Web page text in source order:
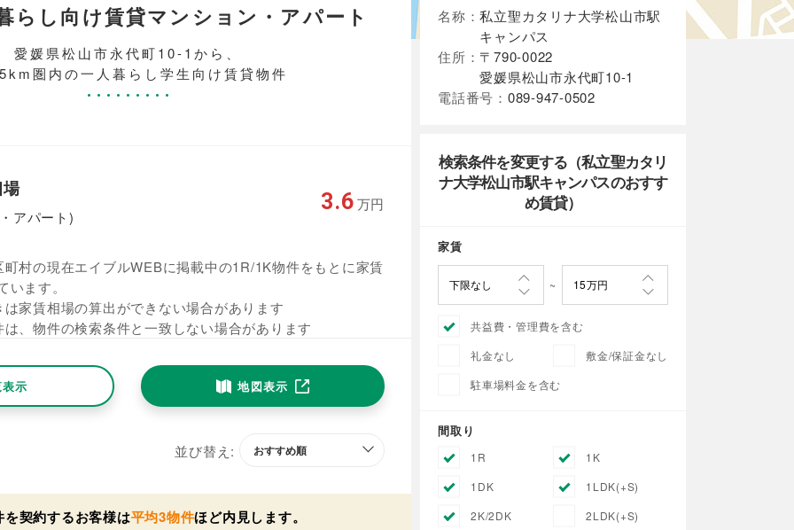
らし向け賃貸マンション・アパート
愛媛県松山市永代町10-1から、
圏内の一人暮らし学生向け賃貸物件
アパート)
3.6万円
村の現在エイブルWEBに掲載中の1R/1K物件をもとに家賃
ます。
家賃相場の算出ができない場合があります
、物件の検索条件と一致しない場合があります
示 地図表示
並び替え:
を契約するお客様は平均3物件ほど内見します。
名称：私立聖カタリナ大学松山市駅
キャンパス
住所： 〒790-0022
愛媛県松山市永代町10-1
電話番号： 089-947-0502
検索条件を変更する（私立聖カタリ
ナ大学松山市駅キャンパスのおすす
め賃貸）
家賃
共益費・管理費を含む
礼金なし
敷金/保証金なし
駐車場料金を含む
間取り
1R
1K
1DK
1LDK(+S)
2K/2DK
2LDK(+S)